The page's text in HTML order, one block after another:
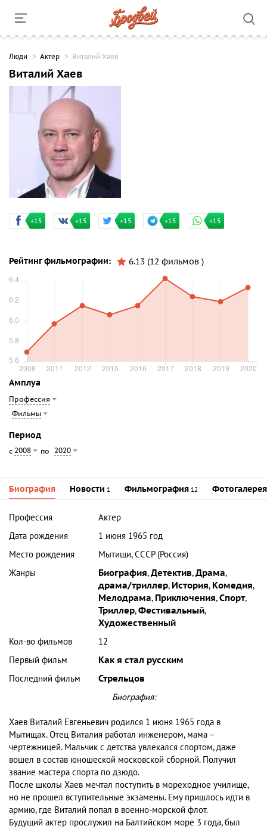
Люди Актер Виталий Хаев
Виталий Хаев
+15 +15 +15 +15 +15
Рейтинг фильмографии: 6.13 (12 фильмов )
Амплуа
Профессия
Фильмы
Период
с 2008 по 2020
Биография Новости 1 Фильмография 12 Фотогалерея
Профессия
Актер
Дата рождения
1 июня 1965 год
Место рождения
Мытищи, СССР (Россия)
Жанры
Биография,Детектив,Драма,
драма/триллер, История, Комедия,
Мелодрама, Приключения,Спорт,
Триллер,Фестивальный,
Художественный
Кол-во фильмов
12
Первый фильм
Как я стал русским
Последний фильм
Стрельцов
Биография:
Хаев Виталий Евгеньевич родился 1 июня 1965 года в
Мытищах. Отец Виталия работал инженером, мама –
чертежницей. Мальчик с детства увлекался спортом, даже
вошел в состав юношеской московской сборной. Получил
звание мастера спорта по дзюдо.
После школы Хаев мечтал поступить в мореходное училище,
но не прошел вступительные экзамены. Ему пришлось идти в
армию, где Виталий попал в военно-морской флот.
Будущий актер прослужил на Балтийском море 3 года, был